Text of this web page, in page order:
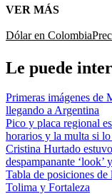
VER MÁS
Dólar en Colombia
Le puede
Primeras imágenes de
llegando a Argentina
Pico y placa regional
horarios y la multa si
Cristina Hurtado
despampanante
Tabla de posiciones
Tolima y Fortaleza